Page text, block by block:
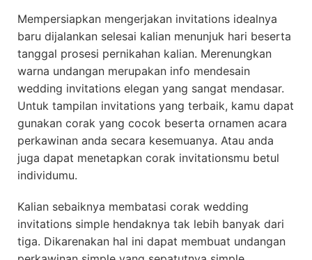
Mempersiapkan mengerjakan invitations idealnya
baru dijalankan selesai kalian menunjuk hari beserta
tanggal prosesi pernikahan kalian. Merenungkan
warna undangan merupakan info mendesain
wedding invitations elegan yang sangat mendasar.
Untuk tampilan invitations yang terbaik, kamu dapat
gunakan corak yang cocok beserta ornamen acara
perkawinan anda secara kesemuanya. Atau anda
juga dapat menetapkan corak invitationsmu betul
individumu.
Kalian sebaiknya membatasi corak wedding
invitations simple hendaknya tak lebih banyak dari
tiga. Dikarenakan hal ini dapat membuat undangan